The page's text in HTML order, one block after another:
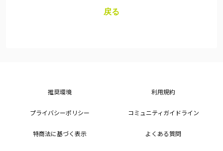
戻る
推奨環境 利用規約
プライバシーポリシー コミュニティガイドライン
特商法に基づく表示 よくある質問